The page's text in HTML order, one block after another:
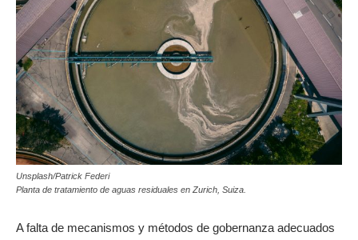
Unsplash/Patrick Federi
Planta de tratamiento de aguas residuales en Zurich, Suiza.
A falta de mecanismos y métodos de gobernanza adecuados